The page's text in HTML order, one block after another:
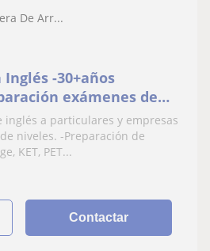
De Arr...
-30+años
exámenes de
inglés a particulares y empresas
niveles. -Preparación de
KET, PET...
Contactar